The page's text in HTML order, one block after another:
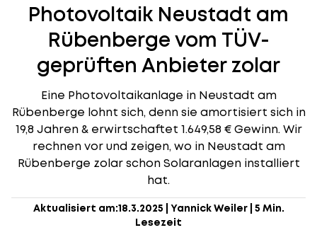
Photovoltaik Neustadt am
Rübenberge vom TÜV-
geprüften Anbieter zolar
Eine Photovoltaikanlage in Neustadt am
Rübenberge lohnt sich, denn sie amortisiert sich in
19,8 Jahren & erwirtschaftet 1.649,58 € Gewinn. Wir
rechnen vor und zeigen, wo in Neustadt am
Rübenberge zolar schon Solaranlagen installiert
hat.
Aktualisiert am:18.3.2025 Yannick Weiler| 5 Min.
Lesezeit